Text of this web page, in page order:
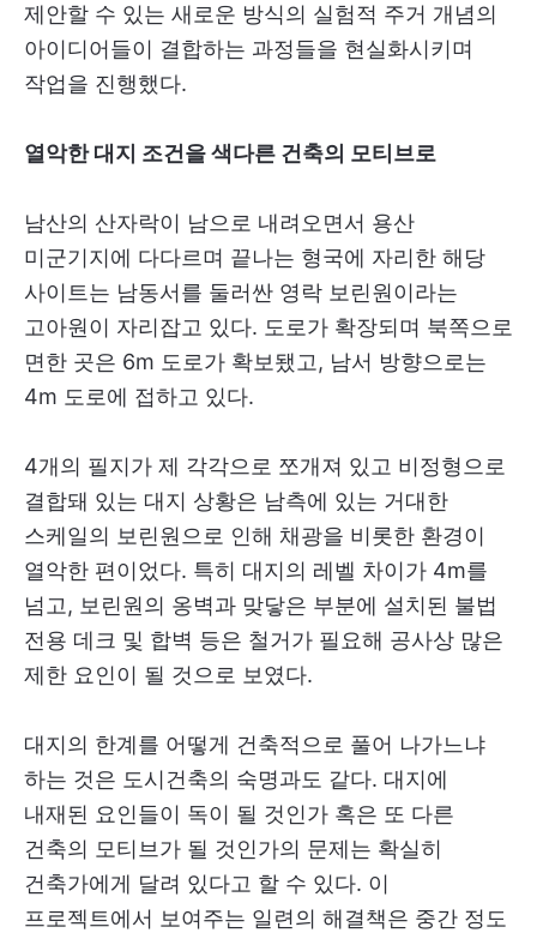
제안할 수 있는 새로운 방식의 실험적 주거 개념의
아이디어들이 결합하는 과정들을 현실화시키며
작업을 진행했다.
열악한 대지 조건을 색다른 건축의 모티브로
남산의 산자락이 남으로 내려오면서 용산
미군기지에 다다르며 끝나는 형국에 자리한 해당
사이트는 남동서를 둘러싼 영락 보린원이라는
고아원이 자리잡고 있다. 도로가 확장되며 북쪽으로
면한 곳은 6m 도로가 확보됐고, 남서 방향으로는
4m 도로에 접하고 있다.
4개의 필지가 제 각각으로 쪼개져 있고 비정형으로
결합돼 있는 대지 상황은 남측에 있는 거대한
스케일의 보린원으로 인해 채광을 비롯한 환경이
열악한 편이었다. 특히 대지의 레벨 차이가 4m를
넘고, 보린원의 옹벽과 맞닿은 부분에 설치된 불법
전용 데크 및 합벽 등은 철거가 필요해 공사상 많은
제한 요인이 될 것으로 보였다.
대지의 한계를 어떻게 건축적으로 풀어 나가느냐
하는 것은 도시건축의 숙명과도 같다. 대지에
내재된 요인들이 독이 될 것인가 혹은 또 다른
건축의 모티브가 될 것인가의 문제는 확실히
건축가에게 달려 있다고 할 수 있다. 이
프로젝트에서 보여주는 일련의 해결책은 중간 정도